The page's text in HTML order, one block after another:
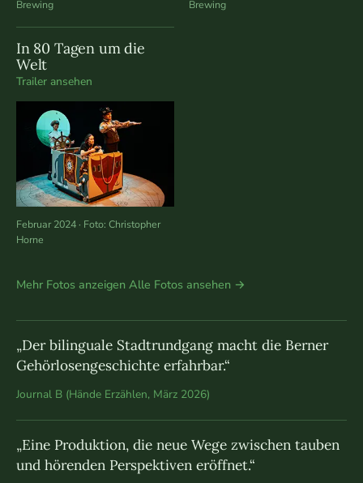
Brewing
Brewing
In 80 Tagen um die
Welt
Trailer ansehen
Februar 2024 · Foto: Christopher
Horne
Mehr Fotos anzeigen Alle Fotos ansehen →
„Der bilinguale Stadtrundgang macht die Berner
Gehörlosengeschichte erfahrbar.“
Journal B (Hände Erzählen, März 2026)
„Eine Produktion, die neue Wege zwischen tauben
und hörenden Perspektiven eröffnet.“